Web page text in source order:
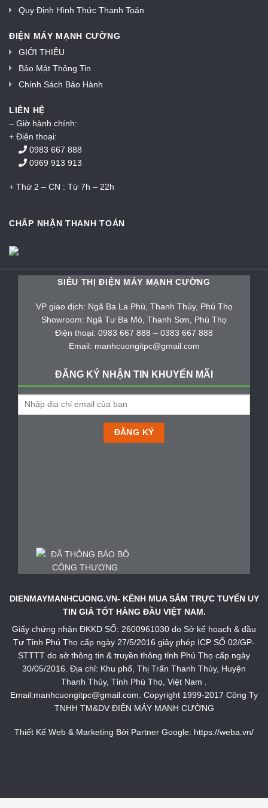
Quy Định Hình Thức Thanh Toán
ĐIỆN MÁY MẠNH CƯỜNG
GIỚI THIỆU
Bảo Mật Thông Tin
Chính Sách Bảo Hành
LIÊN HỆ
– Giờ hành chính:
+ Điện thoại:
0983 667 888
0969 913 913
+ Thứ 2 – CN : Từ 7h – 22h
CHẤP NHẬN THANH TOÁN
SIÊU THỊ ĐIỆN MÁY MẠNH CƯỜNG
VP giao dịch: Ngã Ba La Phù, Thanh Thủy, Phú Thọ
Showroom: Ngã Tư Ba Mỏ, Thanh Sơn, Phú Thọ
Điện thoại: 0983 667 888 – 0383 667 888
Email: manhcuongitpc@gmail.com
ĐĂNG KÝ NHẬN TIN KHUYẾN MÃI
DIENMAYMANHCUONG.VN- KÊNH MUA SẮM TRỰC TUYẾN UY
TIN GIÁ TỐT HÀNG ĐẦU VIỆT NAM.
Giấy chứng nhận ĐKKD SỐ: 2600961030 do Sở kế hoạch & đầu
Tư Tỉnh Phú Thọ cấp ngày 27/5/2016 giây phép ICP SỐ 02/GP-
STTTT do sở thông tin & truyền thông tỉnh Phú Thọ cấp ngày
30/05/2016. Địa chỉ: Khu phố, Thị Trấn Thanh Thủy, Huyện
Thanh Thủy, Tỉnh Phú Thọ, Việt Nam .
Email:manhcuongitpc@gmail.com. Copyright 1999-2017 Công Ty
TNHH TM&DV ĐIỆN MÁY MẠNH CƯỜNG
Thiết Kế Web & Marketing Bởi Partner Google: https://weba.vn/